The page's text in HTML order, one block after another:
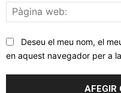
Deseu el meu nom, el
en aquest navegador per a